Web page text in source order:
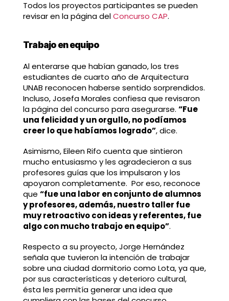
Todos los proyectos participantes se pueden
revisar en la página delConcurso CAP.
Trabajo en equipo
Al enterarse que habían ganado, los tres
estudiantes de cuarto año de Arquitectura
UNAB reconocen haberse sentido sorprendidos.
Incluso, Josefa Morales confiesa que revisaron
la página del concurso para asegurarse. “Fue
una felicidad y un orgullo, no podíamos
creer lo que habíamos logrado”, dice.
Asimismo, Eileen Rifo cuenta que sintieron
mucho entusiasmo y les agradecieron a sus
profesores guías que los impulsaron y los
apoyaron completamente. Por eso, reconoce
que “fue una labor en conjunto de alumnos
y profesores, además, nuestro taller fue
muy retroactivo con ideas y referentes, fue
algo con mucho trabajo en equipo”.
Respecto a su proyecto, Jorge Hernández
señala que tuvieron la intención de trabajar
sobre una ciudad dormitorio como Lota, ya que,
por sus características y deterioro cultural,
ésta les permitía generar una idea que